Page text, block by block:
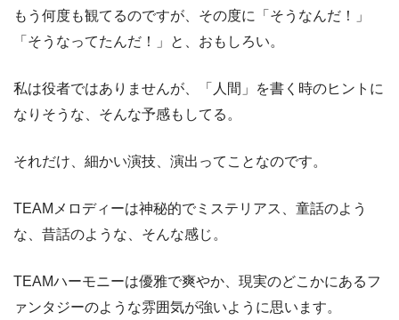
もう何度も観てるのですが、その度に「そうなんだ！」
「そうなってたんだ！」と、おもしろい。
私は役者ではありませんが、「人間」を書く時のヒントに
なりそうな、そんな予感もしてる。
それだけ、細かい演技、演出ってことなのです。
TEAMメロディーは神秘的でミステリアス、童話のよう
な、昔話のような、そんな感じ。
TEAMハーモニーは優雅で爽やか、現実のどこかにあるフ
ァンタジーのような雰囲気が強いように思います。